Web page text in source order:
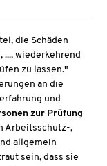
die Schäden
wiederkehrend
zu lassen."
an die
und
zur Prüfung
Arbeitsschutz-,
allgemein
sein, dass sie